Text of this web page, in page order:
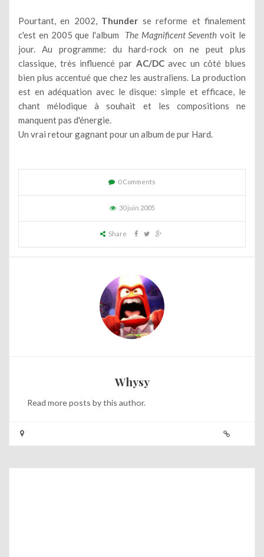
Pourtant, en 2002, Thunder se reforme et finalement
c'est en 2005 que l'album The Magnificent Seventh voit le
jour. Au programme: du hard-rock on ne peut plus
classique, très influencé par AC/DCavec un côté blues
bien plus accentué que chez les australiens. La production
est en adéquation avec le disque: simple et efficace, le
chant mélodique à souhait et les compositions ne
manquent pas d'énergie.
Un vrai retour gagnant pour un album de pur Hard.
0 Comments
30 juin 2005
Share
Whysy
Read more posts by this author.